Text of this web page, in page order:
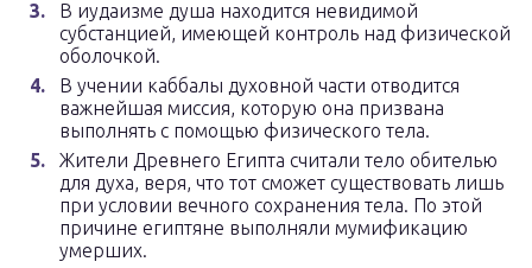
В иудаизме душа находится невидимой
субстанцией, имеющей контроль над физической
оболочкой.
В учении каббалы духовной части отводится
важнейшая миссия, которую она призвана
выполнять с помощью физического тела.
Жители Древнего Египта считали тело обителью
для духа, веря, что тот сможет существовать лишь
при условии вечного сохранения тела. По этой
причине египтяне выполняли мумификацию
умерших.